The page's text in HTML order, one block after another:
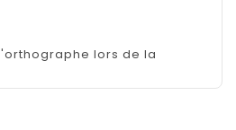
lors de la